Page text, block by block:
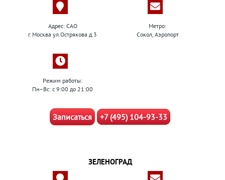
Адрес: САО
г. Москва ул.Острякова д.3
Метро:
Сокол, Аэропорт
Режим работы:
Пн–Вс: с 9:00 до 21:00
Записаться +7 (495) 104-93-33
ЗЕЛЕНОГРАД